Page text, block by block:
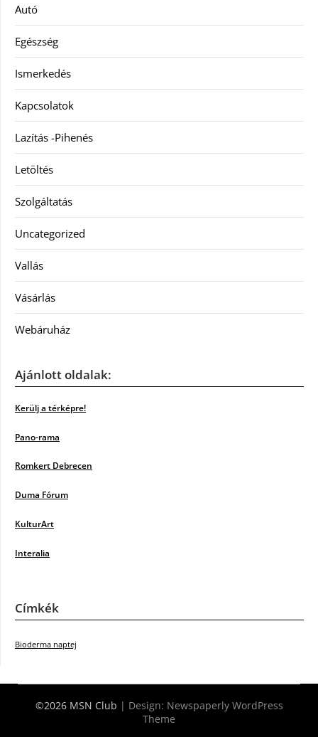
Autó
Egészség
Ismerkedés
Kapcsolatok
Lazítás -Pihenés
Letöltés
Szolgáltatás
Uncategorized
Vallás
Vásárlás
Webáruház
Ajánlott oldalak:
Kerülj a térképre!
Pano-rama
Romkert Debrecen
Duma Fórum
KulturArt
Interalia
Címkék
Bioderma naptej
©2026 MSN Club | Design: Newspaperly WordPress
Theme